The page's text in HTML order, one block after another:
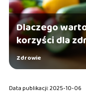
Dlaczego
korzyści dla
Zdrowie
Data publikacji: 2025-10-06